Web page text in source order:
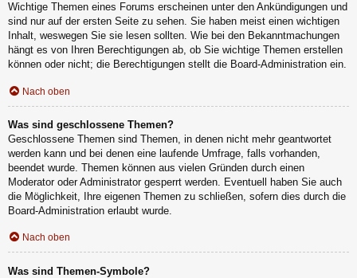
Wichtige Themen eines Forums erscheinen unter den Ankündigungen und
sind nur auf der ersten Seite zu sehen. Sie haben meist einen wichtigen
Inhalt, weswegen Sie sie lesen sollten. Wie bei den Bekanntmachungen
hängt es von Ihren Berechtigungen ab, ob Sie wichtige Themen erstellen
können oder nicht; die Berechtigungen stellt die Board-Administration ein.
Nach oben
Was sind geschlossene Themen?
Geschlossene Themen sind Themen, in denen nicht mehr geantwortet
werden kann und bei denen eine laufende Umfrage, falls vorhanden,
beendet wurde. Themen können aus vielen Gründen durch einen
Moderator oder Administrator gesperrt werden. Eventuell haben Sie auch
die Möglichkeit, Ihre eigenen Themen zu schließen, sofern dies durch die
Board-Administration erlaubt wurde.
Nach oben
Was sind Themen-Symbole?